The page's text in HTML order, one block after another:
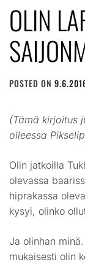
OLIN
POSTED ON
(Tämä kirjoitus
olleessa
Olin jatkoilla
olevassa
hiprakassa
kysyi, olinko
Ja olinhan
mukaisesti olin